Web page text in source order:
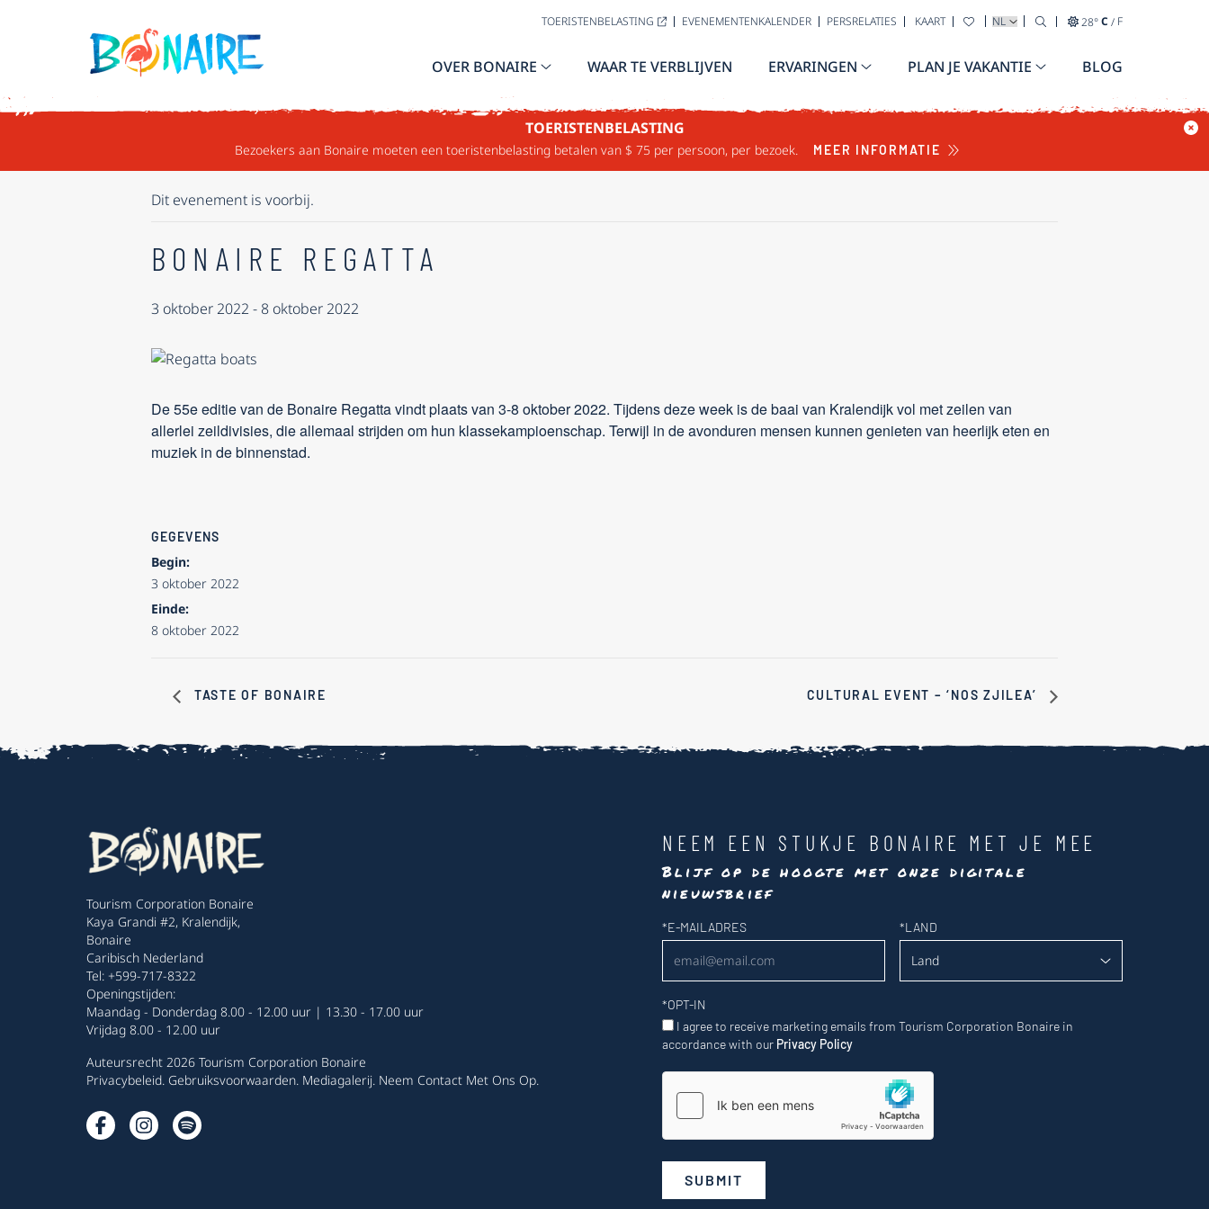
TOERISTENBELASTING EVENEMENTENKALENDER PERSRELATIES KAART TAAL SELECTEREN 28°C / F
OVER BONAIRE WAAR TE VERBLIJVEN ERVARINGEN PLAN JE VAKANTIE BLOG
TOERISTENBELASTING
Bezoekers aan Bonaire moeten een toeristenbelasting betalen van $ 75 per persoon, per bezoek. MEER INFORMATIE
« ALLE EVENEMENTEN
Dit evenement is voorbij.
BONAIRE REGATTA
3 oktober 2022 - 8 oktober 2022
De 55e editie van de Bonaire Regatta vindt plaats van 3-8 oktober 2022. Tijdens deze week is de baai van Kralendijk vol met zeilen van
allerlei zeildivisies, die allemaal strijden om hun klassekampioenschap. Terwijl in de avonduren mensen kunnen genieten van heerlijk eten en
muziek in de binnenstad.
GEGEVENS
Begin:
3 oktober 2022
Einde:
8 oktober 2022
TASTE OF BONAIRE CULTURAL EVENT – ‘NOS ZJILEA’
Tourism Corporation Bonaire
Kaya Grandi #2, Kralendijk,
Bonaire
Caribisch Nederland
Tel: +599-717-8322
Openingstijden:
Maandag - Donderdag 8.00 - 12.00 uur | 13.30 - 17.00 uur
Vrijdag 8.00 - 12.00 uur
Auteursrecht 2026 Tourism Corporation Bonaire
Privacybeleid. Gebruiksvoorwaarden. Mediagalerij. Neem Contact Met Ons Op.
NEEM EEN STUKJE BONAIRE MET JE MEE
Blijf op de hoogte met onze digitale
nieuwsbrief
Nieuwsbrief
*E-MAILADRES *LAND
*OPT-IN
I agree to receive marketing emails from Tourism Corporation Bonaire in
accordance with our Privacy Policy
SUBMIT